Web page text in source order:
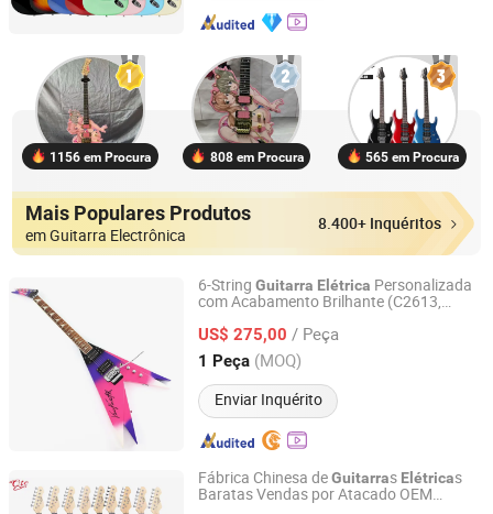
1156 em Procura 808 em Procura 565 em Procura
Mais Populares Produtos
em Guitarra Electrônica
8.400+ Inquéritos
6-String Guitarra Elétrica Personalizada
com Acabamento Brilhante (C2613,
US$ 275,00 / Peça
1 Peça (MOQ)
Enviar Inquérito
Jinan Time Machine Tech Co., Ltd.
Shandong, China Desde 2014
Fábrica Chinesa deGuitarras Elétricas
Baratas Vendas por Atacado OEM
GUANGZHOU ARTINY GUITAR CO., LTD